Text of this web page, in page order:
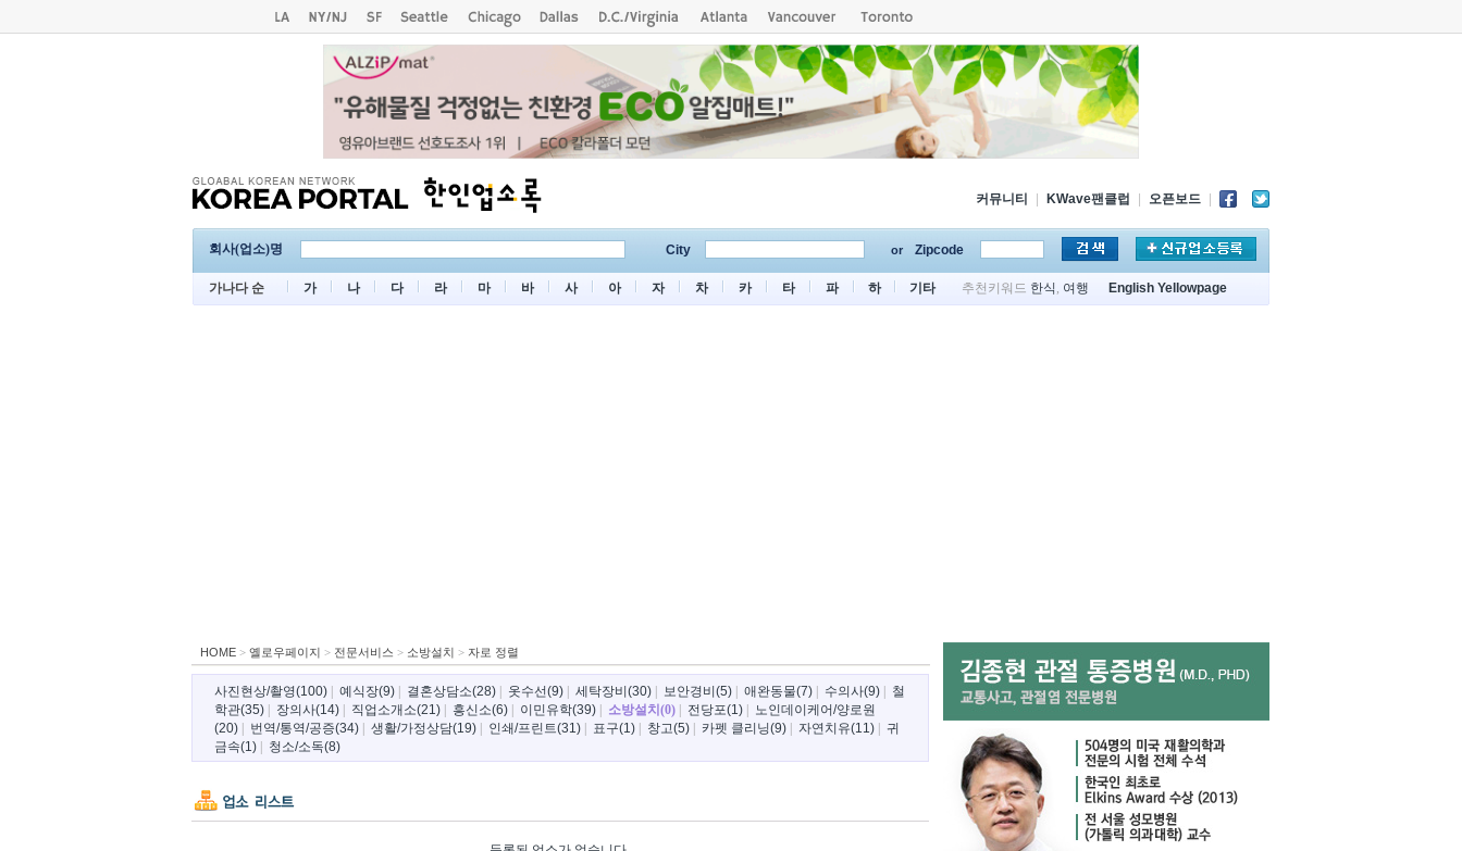
커뮤니티 KWave팬클럽 오픈보드
회사(업소)명 City or Zipcode
가나다 순 가 나 다 라 마 바 사 아 자 차 카 타 파 하 기타 추천키워드 한식 , 여행 English Yellowpage
HOME> 옐로우페이지 > 전문서비스 > 소방설치 > 자로 정렬
사진현상/촬영(100)| 예식장(9)| 결혼상담소(28)| 옷수선(9)| 세탁장비(30)| 보안경비(5)| 애완동물(7)| 수의사(9)|
철
학관(35)| 장의사(14)| 직업소개소(21)| 흥신소(6)| 이민유학(39)| 소방설치(0)| 전당포(1)|
노인데이케어/양로원
(20)| 번역/통역/공증(34)| 생활/가정상담(19)| 인쇄/프린트(31)| 표구(1)| 창고(5)| 카펫 클리닝(9)| 자연치유(11)| 귀
금속(1)| 청소/소독(8)